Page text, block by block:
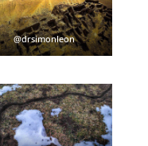
@drsimonleon